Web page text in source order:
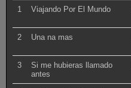
1 Viajando Por El Mundo
2 Una na mas
3
Si me hubieras llamado
antes